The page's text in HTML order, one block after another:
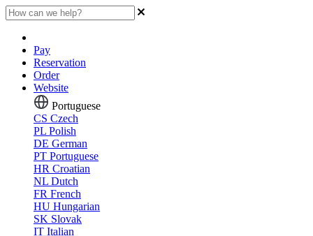
Pay
Reservation
Order
Website
Portuguese
CS Czech
PL Polish
DE German
PT Portuguese
HR Croatian
NL Dutch
FR French
HU Hungarian
SK Slovak
IT Italian